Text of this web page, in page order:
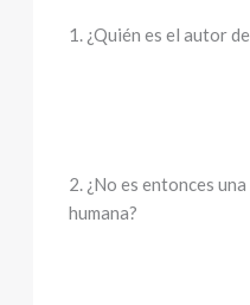
1. ¿Quién es el autor
2. ¿No es entonces
humana?